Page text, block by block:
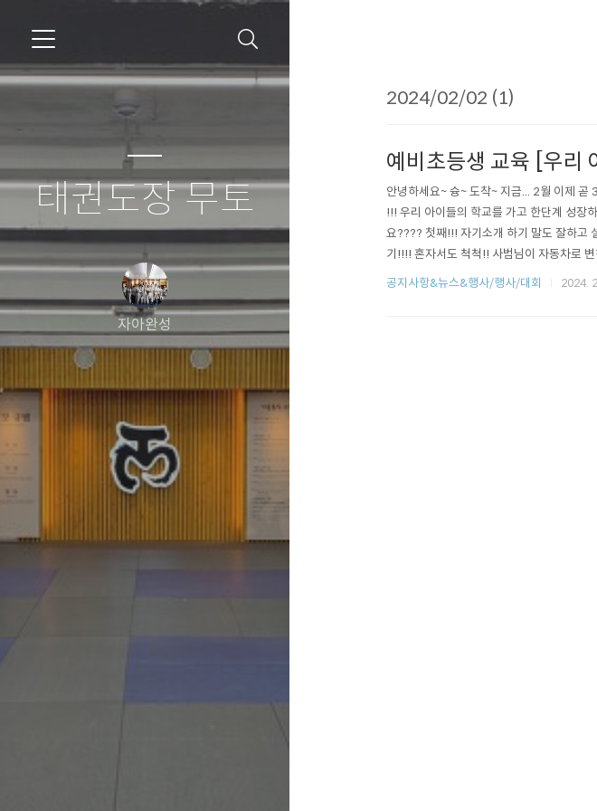
태권도장 무토
자아완성
2024/02/02 (1)
예비초등생 교육 [우리
안녕하세요~ 슝~ 도착~ 지금... 2월 이제 곧
!!! 우리 아이들의 학교를 가고 한단계 성장
요???? 첫째!!! 자기소개 하기 말도 잘하고
기!!!! 혼자서도 척척!! 사범님이 자동차로
길을 건너기 !! 내가 먼저 조심하기!! 세번째
공지사항&뉴스&행사/행사/대회 2024.